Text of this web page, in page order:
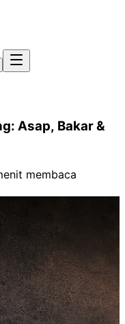
Asap, Bakar &
membaca